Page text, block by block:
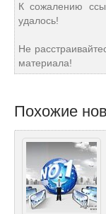
К сожалению
удалось!
Не
материала!
Похожие